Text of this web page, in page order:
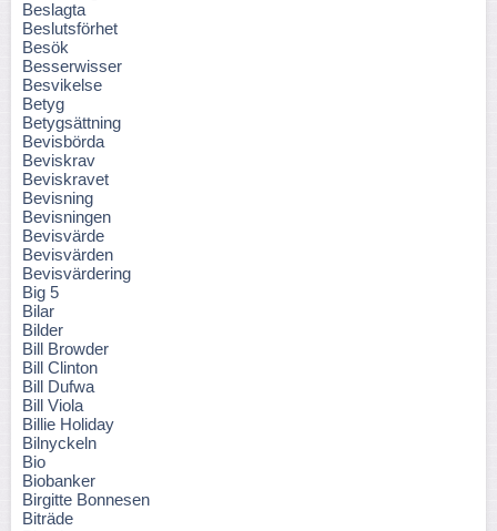
Beslagta
Beslutsförhet
Besök
Besserwisser
Besvikelse
Betyg
Betygsättning
Bevisbörda
Beviskrav
Beviskravet
Bevisning
Bevisningen
Bevisvärde
Bevisvärden
Bevisvärdering
Big 5
Bilar
Bilder
Bill Browder
Bill Clinton
Bill Dufwa
Bill Viola
Billie Holiday
Bilnyckeln
Bio
Biobanker
Birgitte Bonnesen
Biträde